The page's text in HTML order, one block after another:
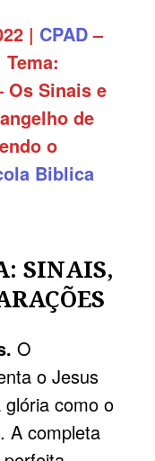
| CPAD–
Tema:
Os Sinais e
de
o
Biblica
SINAIS,
O
o Jesus
como o
A completa